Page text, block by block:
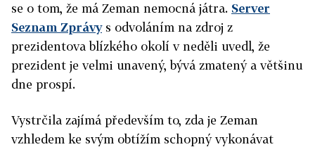
se o tom, že má Zeman nemocná játra. Server
Seznam Zprávys odvoláním na zdroj z
prezidentova blízkého okolí v neděli uvedl, že
prezident je velmi unavený, bývá zmatený a většinu
dne prospí.
Vystrčila zajímá především to, zda je Zeman
vzhledem ke svým obtížím schopný vykonávat